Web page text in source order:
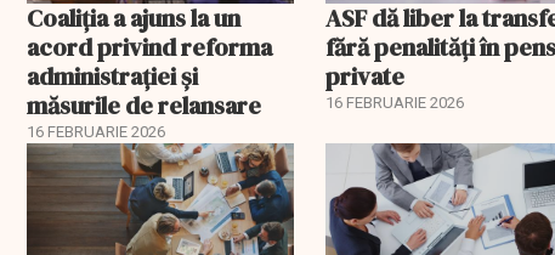
Coaliția a ajuns la un
acord privind reforma
administrației și
măsurile de relansare
16 FEBRUARIE 2026
ASF dă liber la
fără penalități în
private
16 FEBRUARIE 2026